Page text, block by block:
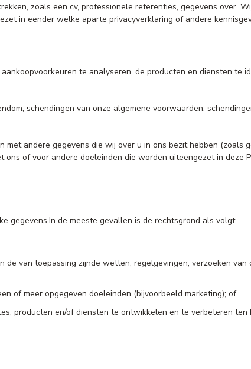
zoals een cv, professionele referenties, gegevens over.
in eender welke aparte privacyverklaring of andere
te analyseren, de producten en diensten te
schendingen van onze algemene voorwaarden,
andere gegevens die wij over u in ons bezit hebben (zoals
of voor andere doeleinden die worden uiteengezet in deze
gegevens.In de meeste gevallen is de rechtsgrond als volgt:
van toepassing zijnde wetten, regelgevingen, verzoeken van
of meer opgegeven doeleinden (bijvoorbeeld marketing); of
producten en/of diensten te ontwikkelen en te verbeteren ten